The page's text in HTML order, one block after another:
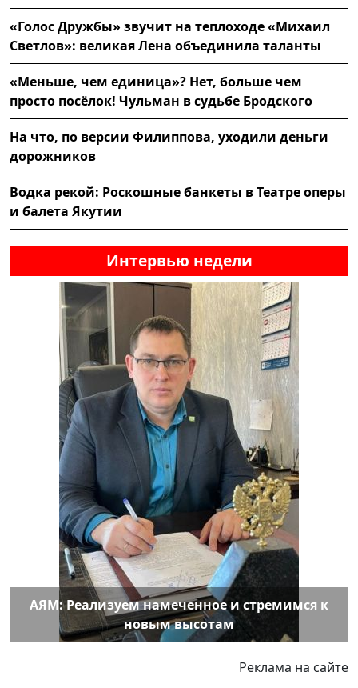
«Голос Дружбы» звучит на теплоходе «Михаил
Светлов»: великая Лена объединила таланты
«Меньше, чем единица»? Нет, больше чем
просто посёлок! Чульман в судьбе Бродского
На что, по версии Филиппова, уходили деньги
дорожников
Водка рекой: Роскошные банкеты в Театре оперы
и балета Якутии
Интервью недели
АЯМ: Реализуем намеченное и стремимся к
новым высотам
Реклама на сайте